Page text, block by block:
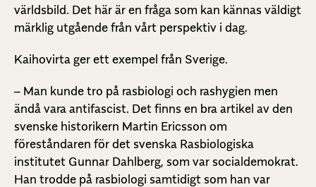
världsbild. Det här är en fråga som kan kännas väldigt
märklig utgående från vårt perspektiv i dag.
Kaihovirta ger ett exempel från Sverige.
– Man kunde tro på rasbiologi och rashygien men
ändå vara antifascist. Det finns en bra artikel av den
svenske historikern Martin Ericsson om
föreståndaren för det svenska Rasbiologiska
institutet Gunnar Dahlberg, som var socialdemokrat.
Han trodde på rasbiologi samtidigt som han var